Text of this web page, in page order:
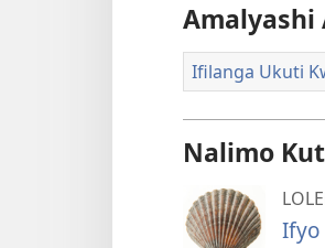
Amalyashi
Ifilanga Ukuti
Nalimo
Ifyo